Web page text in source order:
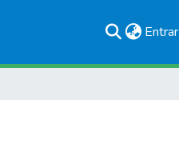
Entrar